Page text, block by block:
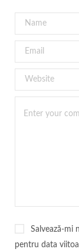
Salvează-mi
pentru data